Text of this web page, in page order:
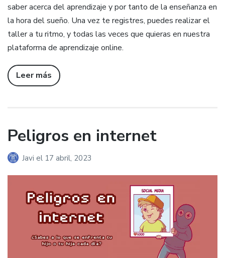
saber acerca del aprendizaje y por tanto de la enseñanza en
la hora del sueño. Una vez te registres, puedes realizar el
taller a tu ritmo, y todas las veces que quieras en nuestra
plataforma de aprendizaje online.
Leer más
Peligros en internet
Javi el 17 abril, 2023